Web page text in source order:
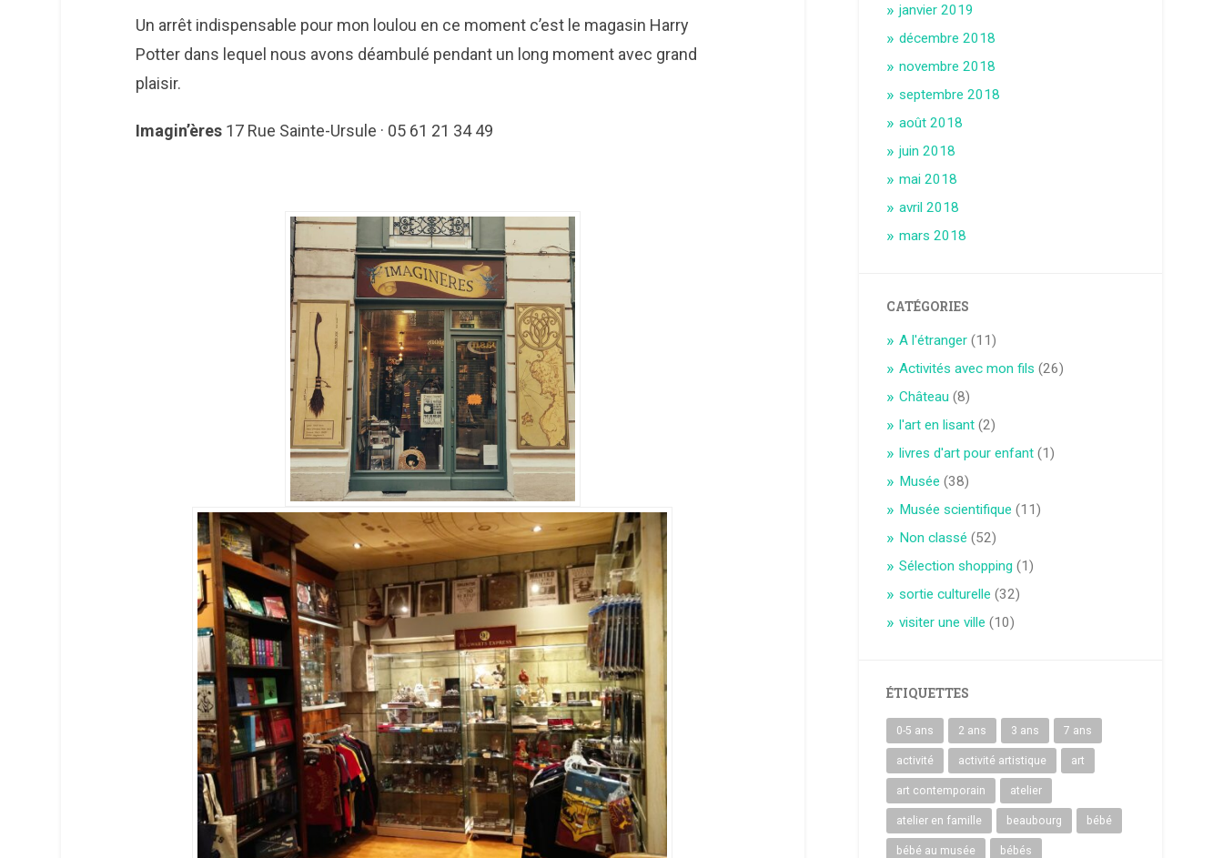
Un arrêt indispensable pour mon loulou en ce moment c’est le magasin Harry
Potter dans lequel nous avons déambulé pendant un long moment avec grand
plaisir.
Imagin’ères17 Rue Sainte-Ursule · 05 61 21 34 49
janvier 2019
décembre 2018
novembre 2018
septembre 2018
août 2018
juin 2018
mai 2018
avril 2018
mars 2018
CATÉGORIES
A l'étranger (11)
Activités avec mon fils (26)
Château (8)
l'art en lisant (2)
livres d'art pour enfant (1)
Musée (38)
Musée scientifique (11)
Non classé (52)
Sélection shopping (1)
sortie culturelle (32)
visiter une ville (10)
ÉTIQUETTES
0-5 ans 2 ans 3 ans 7 ans
activité activité artistique art
art contemporain atelier
atelier en famille beaubourg bébé
bébé au musée bébés